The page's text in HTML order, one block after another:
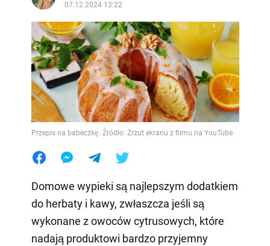
07.12.2024 13:22
Przepis na babeczkę. Źródło: Zrzut ekranu z filmu na YouTube
Domowe wypieki są najlepszym dodatkiem
do herbaty i kawy, zwłaszcza jeśli są
wykonane z owoców cytrusowych, które
nadają produktowi bardzo przyjemny